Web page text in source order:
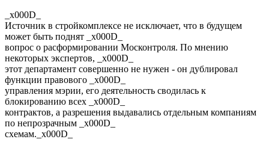
_x000D_
Источник в стройкомплексе не исключает, что в будущем
может быть поднят _x000D_
вопрос о расформировании Москонтроля. По мнению
некоторых экспертов, _x000D_
этот департамент совершенно не нужен - он дублировал
функции правового _x000D_
управления мэрии, его деятельность сводилась к
блокированию всех _x000D_
контрактов, а разрешения выдавались отдельным компаниям
по непрозрачным _x000D_
схемам._x000D_